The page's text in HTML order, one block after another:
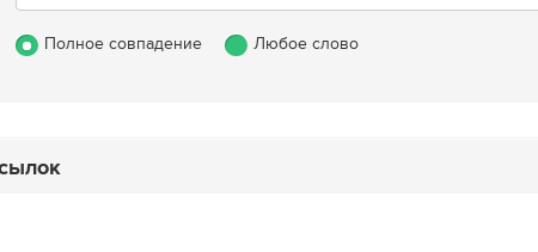
Полное совпадение Любое слово